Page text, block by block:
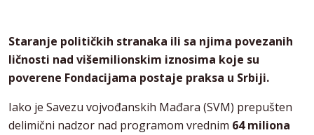
Staranje političkih stranaka ili sa njima povezanih
ličnosti nad višemilionskim iznosima koje su
poverene Fondacijama postaje praksa u Srbiji.
Iako je Savezu vojvođanskih Mađara (SVM) prepušten
delimični nadzor nad programom vrednim 64 miliona